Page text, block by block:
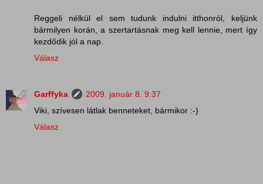
Reggeli nélkül el sem tudunk indulni itthonról, keljünk
bármilyen korán, a szertartásnak meg kell lennie, mert így
kezdődik jól a nap.
Válasz
Garffyka
2009. január 8. 9:37
Viki, szívesen látlak benneteket, bármikor :-)
Válasz